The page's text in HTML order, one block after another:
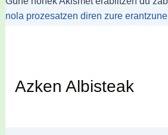
nola prozesatzen diren zure
Azken Albisteak